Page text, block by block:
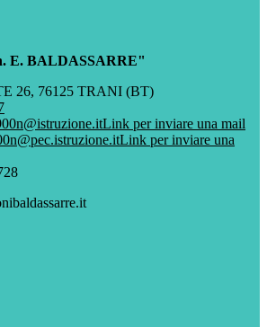
E. BALDASSARRE"
26, 76125 TRANI (BT)
Link per inviare una mail
Link per inviare una